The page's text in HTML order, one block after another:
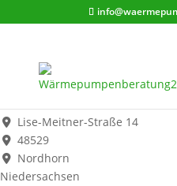
coolair Klimasysteme GmbH
Lise-Meitner-Straße 14
48529
Nordhorn
Niedersachsen